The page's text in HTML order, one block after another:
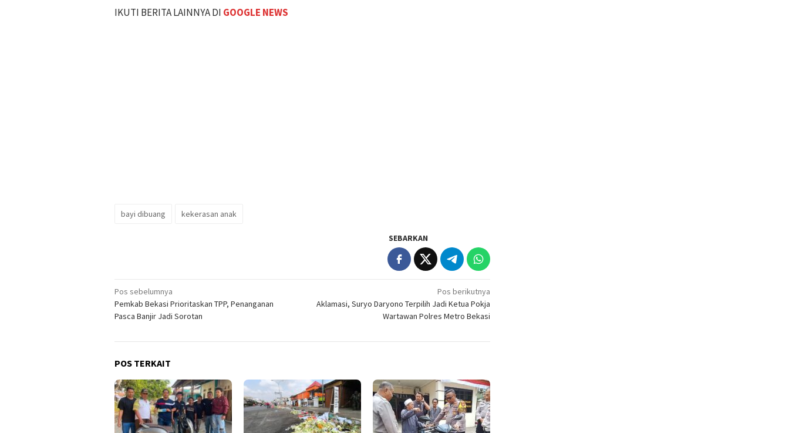
IKUTI BERITA LAINNYA DI GOOGLE NEWS
bayi dibuang kekerasan anak
SEBARKAN
Navigasi
pos
Pos sebelumnya
Pemkab Bekasi Prioritaskan TPP, Penanganan
Pasca Banjir Jadi Sorotan
Pos berikutnya
Aklamasi, Suryo Daryono Terpilih Jadi Ketua Pokja
Wartawan Polres Metro Bekasi
POS TERKAIT